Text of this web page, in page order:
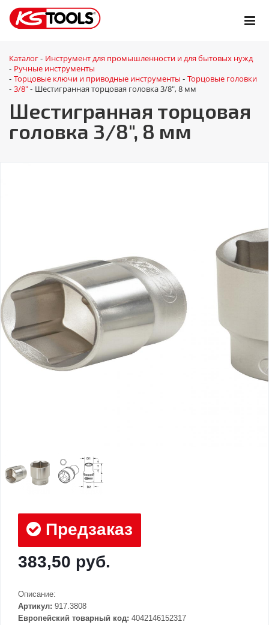
Каталог - Инструмент для промышленности и для бытовых нужд
- Ручные инструменты
- Торцовые ключи и приводные инструменты - Торцовые головки
- 3/8" - Шестигранная торцовая головка 3/8", 8 мм
Шестигранная торцовая
головка 3/8", 8 мм
Предзаказ
383,50 руб.
Описание:
Артикул: 917.3808
Европейский товарный код: 4042146152317